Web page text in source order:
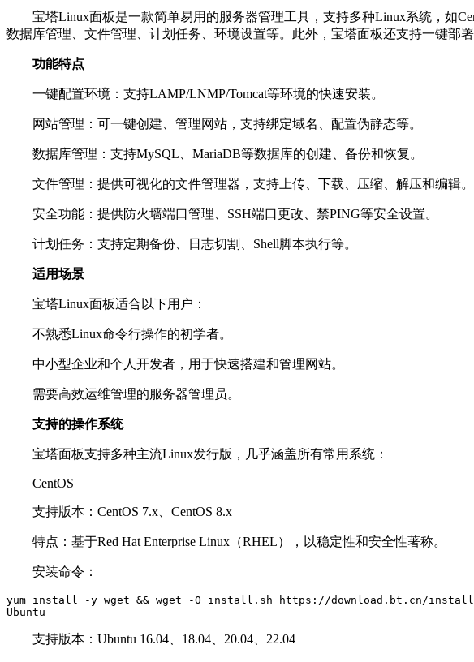
宝塔Linux面板是一款简单易用的服务器管理工具，支持多种Linux系统，如
数据库管理、文件管理、计划任务、环境设置等。此外，宝塔面板还支持一键部
功能特点
一键配置环境：支持LAMP/LNMP/Tomcat等环境的快速安装。
网站管理：可一键创建、管理网站，支持绑定域名、配置伪静态等。
数据库管理：支持MySQL、MariaDB等数据库的创建、备份和恢复。
文件管理：提供可视化的文件管理器，支持上传、下载、压缩、解压和编辑。
安全功能：提供防火墙端口管理、SSH端口更改、禁PING等安全设置。
计划任务：支持定期备份、日志切割、Shell脚本执行等。
适用场景
宝塔Linux面板适合以下用户：
不熟悉Linux命令行操作的初学者。
中小型企业和个人开发者，用于快速搭建和管理网站。
需要高效运维管理的服务器管理员。
支持的操作系统
宝塔面板支持多种主流Linux发行版，几乎涵盖所有常用系统：
CentOS
支持版本：CentOS 7.x、CentOS 8.x
特点：基于Red Hat Enterprise Linux（RHEL），以稳定性和安全性著称。
安装命令：
yum install -y wget && wget -O install.sh https://download.bt.cn/
Ubuntu
支持版本：Ubuntu 16.04、18.04、20.04、22.04